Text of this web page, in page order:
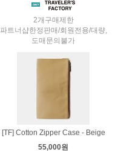
2개구매제한
파트너샵한정판매/회원전용/대량,
도매문의불가
[TF] Cotton Zipper Case - Beige
55,000원